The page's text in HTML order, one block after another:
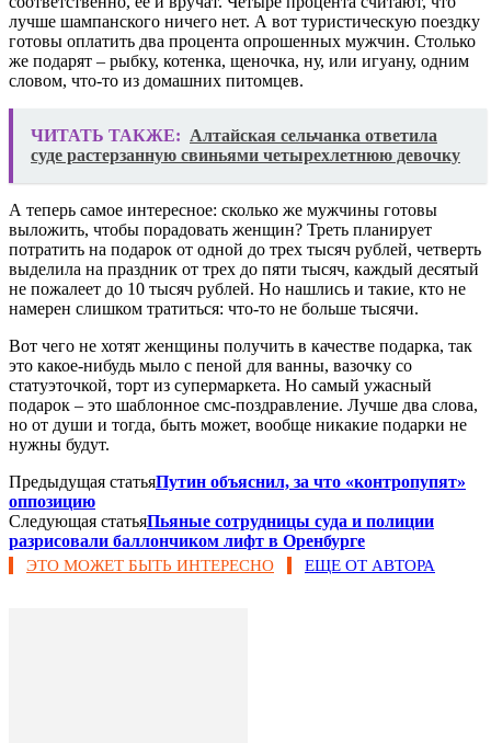
лучше шампанского ничего нет. А вот туристическую поездку
готовы оплатить два процента опрошенных мужчин. Столько
же подарят – рыбку, котенка, щеночка, ну, или игуану, одним
словом, что-то из домашних питомцев.
ЧИТАТЬ ТАКЖЕ: Алтайская сельчанка ответила
суде растерзанную свиньями четырехлетнюю девочку
А теперь самое интересное: сколько же мужчины готовы
выложить, чтобы порадовать женщин? Треть планирует
потратить на подарок от одной до трех тысяч рублей, четверть
выделила на праздник от трех до пяти тысяч, каждый десятый
не пожалеет до 10 тысяч рублей. Но нашлись и такие, кто не
намерен слишком тратиться: что-то не больше тысячи.
Вот чего не хотят женщины получить в качестве подарка, так
это какое-нибудь мыло с пеной для ванны, вазочку со
статуэточкой, торт из супермаркета. Но самый ужасный
подарок – это шаблонное смс-поздравление. Лучше два слова,
но от души и тогда, быть может, вообще никакие подарки не
нужны будут.
Предыдущая статьяПутин объяснил, за что «контропупят»
оппозицию
Следующая статьяПьяные сотрудницы суда и полиции
разрисовали баллончиком лифт в Оренбурге
ЭТО МОЖЕТ БЫТЬ ИНТЕРЕСНО ЕЩЕ ОТ АВТОРА